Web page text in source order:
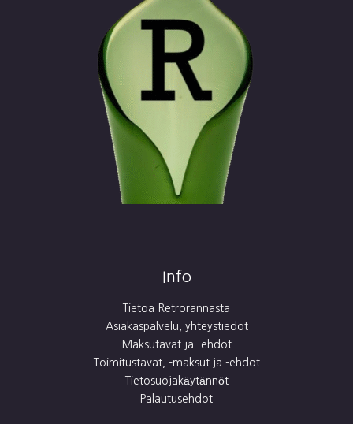
Info
Tietoa Retrorannasta
Asiakaspalvelu, yhteystiedot
Maksutavat ja -ehdot
Toimitustavat, -maksut ja -ehdot
Tietosuojakäytännöt
Palautusehdot